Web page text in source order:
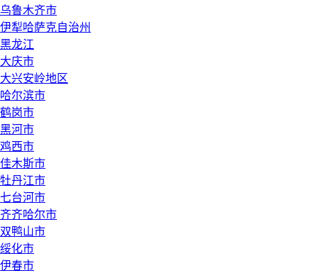
乌鲁木齐市
伊犁哈萨克自治州
黑龙江
大庆市
大兴安岭地区
哈尔滨市
鹤岗市
黑河市
鸡西市
佳木斯市
牡丹江市
七台河市
齐齐哈尔市
双鸭山市
绥化市
伊春市